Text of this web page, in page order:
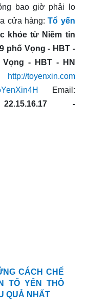
bao giờ phải lo
cửa hàng:Tổ yến
khỏe từ Niềm tin
phố Vọng - HBT -
- HBT - HN
http://toyenxin.com
Email:
22.15.16.17 -
CÁCH CHẾ
TỔ YẾN THÔ
QUẢ NHẤT